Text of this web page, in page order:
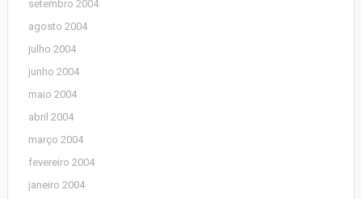
setembro 2004
agosto 2004
julho 2004
junho 2004
maio 2004
abril 2004
março 2004
fevereiro 2004
janeiro 2004